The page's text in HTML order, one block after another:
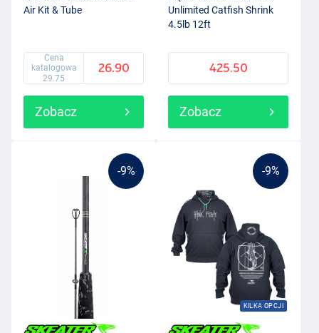
Air Kit & Tube
Cena
katalogowa
29.75
26.90
Zobacz
Unlimited Catfish Shrink
4.5lb 12ft
425.50
Zobacz
-9% -9%
KILKA OPCJI